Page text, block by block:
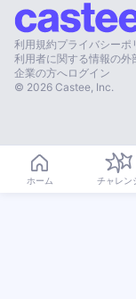
利用規約プライバシーポ
利用者に関する情報の外
企業の方へログイン
© 2026 Castee, Inc.
ホーム チャレン